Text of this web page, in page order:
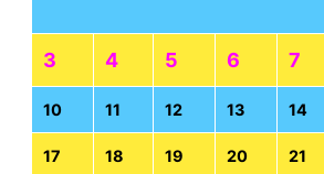
3 4 5 6 7
10 11 12 13 14
17 18 19 20 21